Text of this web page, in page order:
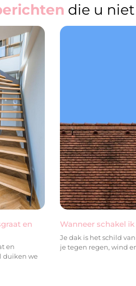
die u
en
en
duiken we
Wanneer schakel
Je dak is het schild
je tegen regen, wind